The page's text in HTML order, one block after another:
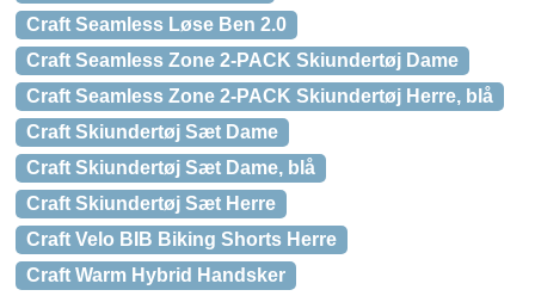
Craft Seamless Løse Ben 2.0
Craft Seamless Zone 2-PACK Skiundertøj Dame
Craft Seamless Zone 2-PACK Skiundertøj Herre, blå
Craft Skiundertøj Sæt Dame
Craft Skiundertøj Sæt Dame, blå
Craft Skiundertøj Sæt Herre
Craft Velo BIB Biking Shorts Herre
Craft Warm Hybrid Handsker